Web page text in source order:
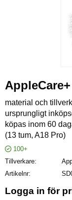
material och
ursprungligt
köpas inom 60
(13 tum, A18 Pro)
100+
Tillverkare
Artikelnr
Logga in för